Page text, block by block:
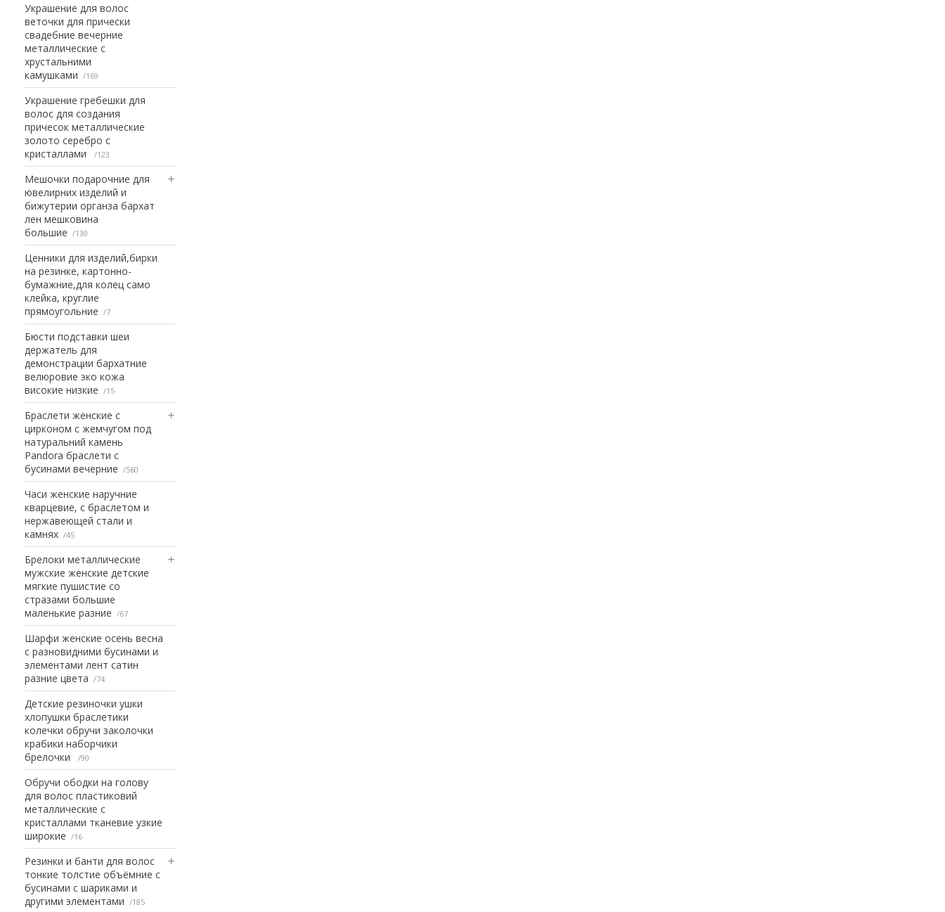
Украшение для волос
веточки для прически
свадебние вечерние
металлические с
хрустальними
камушками
169
Украшение гребешки для
волос для создания
причесок металлические
золото серебро с
кристаллами
123
Мешочки подарочние для
ювелирних изделий и
бижутерии органза бархат
лен мешковина
большие
130
Ценники для изделий,бирки
на резинке, картонно-
бумажние,для колец само
клейка, круглие
прямоугольние
7
Бюсти подставки шеи
держатель для
демонстрации бархатние
велюровие эко кожа
високие низкие
15
Браслети женские с
цирконом с жемчугом под
натуральний камень
Pandora браслети с
бусинами вечерние
560
Часи женские наручние
кварцевие, с браслетом и
нержавеющей стали и
камнях
45
Брелоки металлические
мужские женские детские
мягкие пушистие со
стразами большие
маленькие разние
67
Шарфи женские осень весна
с разновидними бусинами и
элементами лент сатин
разние цвета
74
Детские резиночки ушки
хлопушки браслетики
колечки обручи заколочки
крабики наборчики
брелочки
90
Обручи ободки на голову
для волос пластиковий
металлические с
кристаллами тканевие узкие
широкие
16
Резинки и банти для волос
тонкие толстие объёмние с
бусинами с шариками и
другими элементами
185